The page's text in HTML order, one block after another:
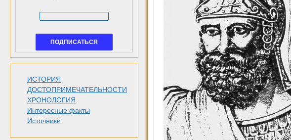
ИСТОРИЯ
ДОСТОПРИМЕЧАТЕЛЬНОСТИ
ХРОНОЛОГИЯ
Интересные факты
Источники